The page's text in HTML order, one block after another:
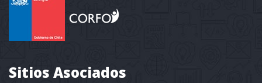
Sitios Asociados